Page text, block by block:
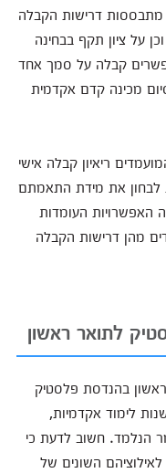
מתבססות דרישות הקבלה
על ציון תקף בבחינה
קבלה על סמך אחד
מכינה קדם אקדמית
ריאיון קבלה אישי
לבחון את מידת התאמתם
האפשרויות העומדות
מהן דרישות הקבלה
לתואר ראשון
בהנדסת פלסטיק
לימוד אקדמיות,
הנלמד. חשוב לדעת כי
השונים של